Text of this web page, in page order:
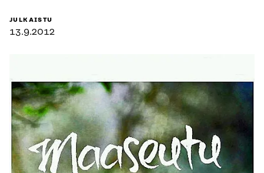
JULKAISTU
13.9.2012